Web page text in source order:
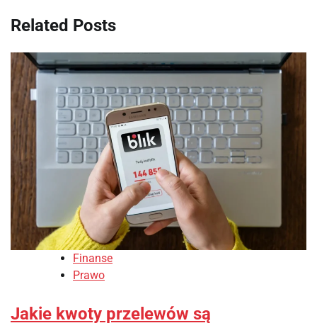
Related Posts
Finanse
Prawo
Jakie kwoty przelewów są